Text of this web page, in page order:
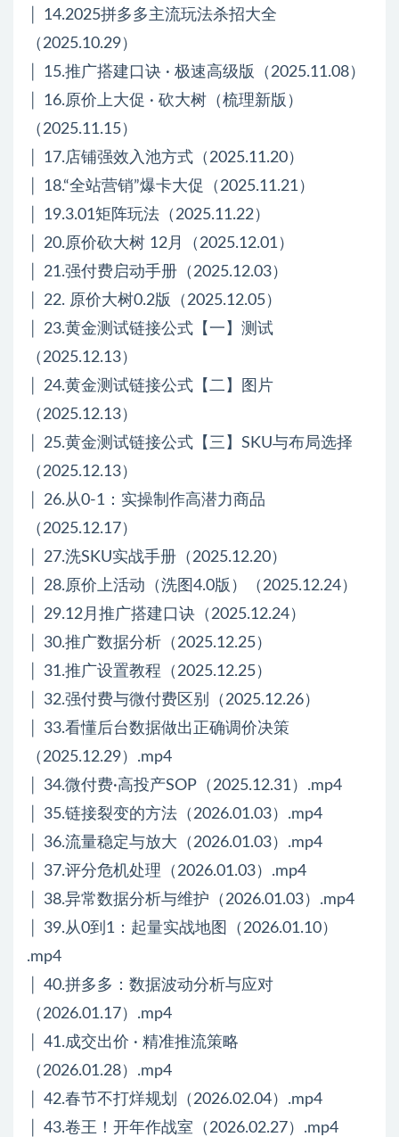
│ 14.2025拼多多主流玩法杀招大全
（2025.10.29）
│ 15.推广搭建口诀 · 极速高级版（2025.11.08）
│ 16.原价上大促 · 砍大树（梳理新版）
（2025.11.15）
│ 17.店铺强效入池方式（2025.11.20）
│ 18.“全站营销”爆卡大促（2025.11.21）
│ 19.3.01矩阵玩法（2025.11.22）
│ 20.原价砍大树 12月（2025.12.01）
│ 21.强付费启动手册（2025.12.03）
│ 22. 原价大树0.2版（2025.12.05）
│ 23.黄金测试链接公式【一】测试
（2025.12.13）
│ 24.黄金测试链接公式【二】图片
（2025.12.13）
│ 25.黄金测试链接公式【三】SKU与布局选择
（2025.12.13）
│ 26.从0-1：实操制作高潜力商品
（2025.12.17）
│ 27.洗SKU实战手册（2025.12.20）
│ 28.原价上活动（洗图4.0版）（2025.12.24）
│ 29.12月推广搭建口诀（2025.12.24）
│ 30.推广数据分析（2025.12.25）
│ 31.推广设置教程（2025.12.25）
│ 32.强付费与微付费区别（2025.12.26）
│ 33.看懂后台数据做出正确调价决策
（2025.12.29）.mp4
│ 34.微付费·高投产SOP（2025.12.31）.mp4
│ 35.链接裂变的方法（2026.01.03）.mp4
│ 36.流量稳定与放大（2026.01.03）.mp4
│ 37.评分危机处理（2026.01.03）.mp4
│ 38.异常数据分析与维护（2026.01.03）.mp4
│ 39.从0到1：起量实战地图（2026.01.10）
.mp4
│ 40.拼多多：数据波动分析与应对
（2026.01.17）.mp4
│ 41.成交出价 · 精准推流策略
（2026.01.28）.mp4
│ 42.春节不打烊规划（2026.02.04）.mp4
│ 43.卷王！开年作战室（2026.02.27）.mp4